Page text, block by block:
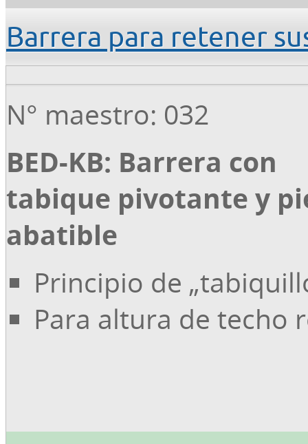
Barrera para retener
N° maestro: 032
BED-KB: Barrera con
tabique pivotante y
abatible
Principio de
Para altura de techo